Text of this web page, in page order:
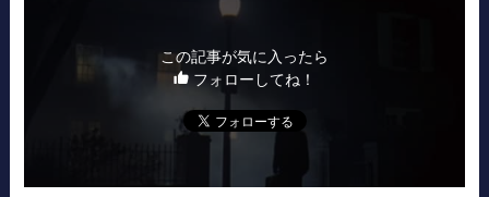
この記事が気に入ったら
フォローしてね！